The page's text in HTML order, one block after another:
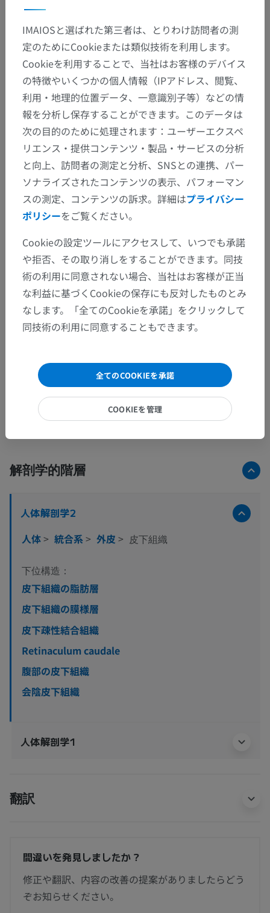
解剖学的階層
人体解剖学2
人体> 統合系> 外皮 > 皮下組織
下位構造：
皮下組織の脂肪層
皮下組織の膜様層
皮下疎性結合組織
Retinaculum caudale
腹部の皮下組織
会陰皮下組織
人体解剖学1
翻訳
間違いを発見しましたか？
修正や翻訳、内容の改善の提案がありましたらどう
ぞお知らせください。
IMAIOSと選ばれた第三者は、とりわけ訪問者の測
定のためにCookieまたは類似技術を利用します。
Cookieを利用することで、当社はお客様のデバイス
の特徴やいくつかの個人情報（IPアドレス、閲覧、
利用・地理的位置データ、一意識別子等）などの情
報を分析し保存することができます。このデータは
次の目的のために処理されます：ユーザーエクスペ
リエンス・提供コンテンツ・製品・サービスの分析
と向上、訪問者の測定と分析、SNSとの連携、パー
ソナライズされたコンテンツの表示、パフォーマン
スの測定、コンテンツの訴求。詳細はプライバシー
ポリシーをご覧ください。
Cookieの設定ツールにアクセスして、いつでも承諾
や拒否、その取り消しをすることができます。同技
術の利用に同意されない場合、当社はお客様が正当
な利益に基づくCookieの保存にも反対したものとみ
なします。「全てのCookieを承諾」をクリックして
同技術の利用に同意することもできます。
全てのCOOKIEを承諾
COOKIEを管理